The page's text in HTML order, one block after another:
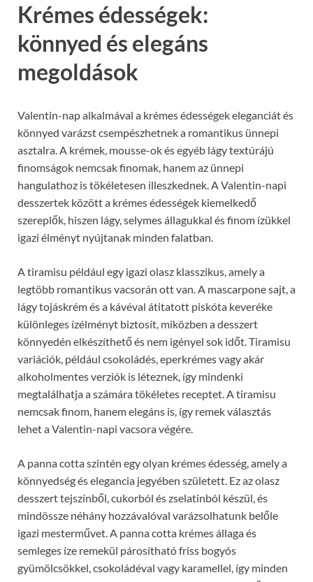
Krémes édességek:
könnyed és elegáns
megoldások
Valentin-nap alkalmával a krémes édességek eleganciát és
könnyed varázst csempészhetnek a romantikus ünnepi
asztalra. A krémek, mousse-ok és egyéb lágy textúrájú
finomságok nemcsak finomak, hanem az ünnepi
hangulathoz is tökéletesen illeszkednek. A Valentin-napi
desszertek között a krémes édességek kiemelkedő
szereplők, hiszen lágy, selymes állagukkal és finom ízükkel
igazi élményt nyújtanak minden falatban.
A tiramisu például egy igazi olasz klasszikus, amely a
legtöbb romantikus vacsorán ott van. A mascarpone sajt, a
lágy tojáskrém és a kávéval átitatott piskóta keveréke
különleges ízélményt biztosít, miközben a desszert
könnyedén elkészíthető és nem igényel sok időt. Tiramisu
variációk, például csokoládés, eperkrémes vagy akár
alkoholmentes verziók is léteznek, így mindenki
megtalálhatja a számára tökéletes receptet. A tiramisu
nemcsak finom, hanem elegáns is, így remek választás
lehet a Valentin-napi vacsora végére.
A panna cotta szintén egy olyan krémes édesség, amely a
könnyedség és elegancia jegyében született. Ez az olasz
desszert tejszínből, cukorból és zselatinból készül, és
mindössze néhány hozzávalóval varázsolhatunk belőle
igazi mesterművet. A panna cotta krémes állaga és
semleges íze remekül párosítható friss bogyós
gyümölcsökkel, csokoládéval vagy karamellel, így minden